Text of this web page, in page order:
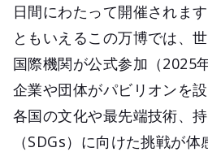
日間にわたって開催されま
ともいえるこの万博では、
国際機関が公式参加（2025
企業や団体がパビリオンを
各国の文化や最先端技術、
（SDGs）に向けた挑戦が